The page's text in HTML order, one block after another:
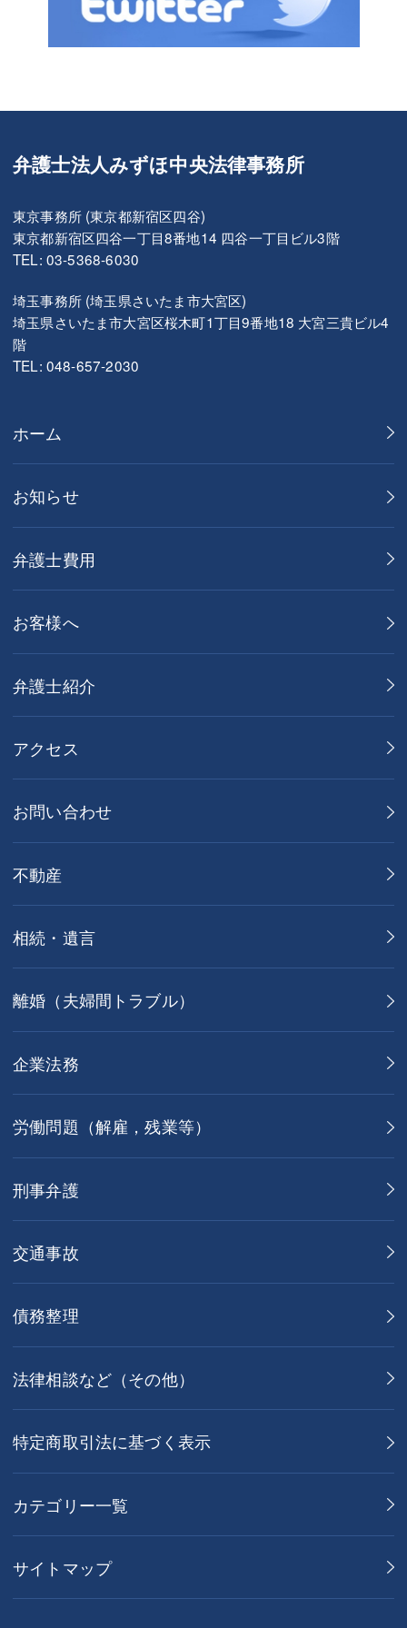
弁護士法人みずほ中央法律事務所
東京事務所 (東京都新宿区四谷)
東京都新宿区四谷一丁目8番地14 四谷一丁目ビル3階
TEL: 03-5368-6030
埼玉事務所 (埼玉県さいたま市大宮区)
埼玉県さいたま市大宮区桜木町1丁目9番地18 大宮三貴ビル4
階
TEL: 048-657-2030
ホーム
お知らせ
弁護士費用
お客様へ
弁護士紹介
アクセス
お問い合わせ
不動産
相続・遺言
離婚（夫婦間トラブル）
企業法務
労働問題（解雇，残業等）
刑事弁護
交通事故
債務整理
法律相談など（その他）
特定商取引法に基づく表示
カテゴリー一覧
サイトマップ